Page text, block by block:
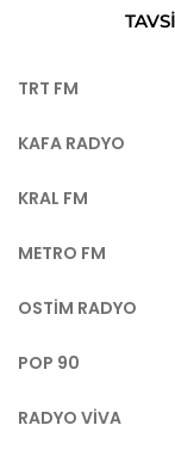
TRT FM
KAFA RADYO
KRAL FM
METRO FM
OSTIM RADYO
POP 90
RADYO VIVA